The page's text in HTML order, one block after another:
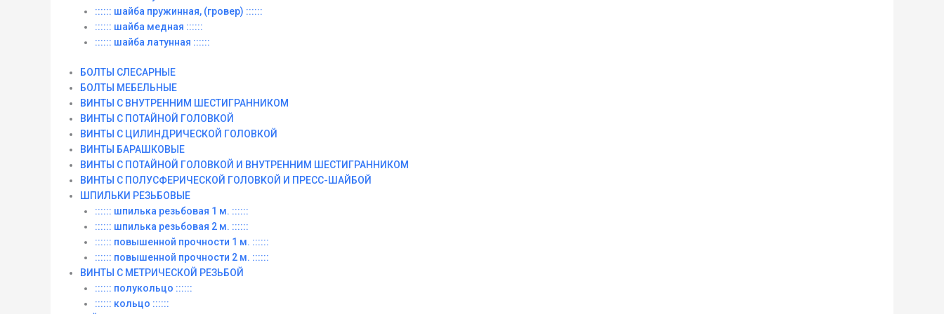
:::::: шайба пружинная, (гровер) ::::::
:::::: шайба медная ::::::
:::::: шайба латунная ::::::
БОЛТЫ СЛЕСАРНЫЕ
БОЛТЫ МЕБЕЛЬНЫЕ
ВИНТЫ С ВНУТРЕННИМ ШЕСТИГРАННИКОМ
ВИНТЫ С ПОТАЙНОЙ ГОЛОВКОЙ
ВИНТЫ С ЦИЛИНДРИЧЕСКОЙ ГОЛОВКОЙ
ВИНТЫ БАРАШКОВЫЕ
ВИНТЫ С ПОТАЙНОЙ ГОЛОВКОЙ И ВНУТРЕННИМ ШЕСТИГРАННИКОМ
ВИНТЫ С ПОЛУСФЕРИЧЕСКОЙ ГОЛОВКОЙ И ПРЕСС-ШАЙБОЙ
ШПИЛЬКИ РЕЗЬБОВЫЕ
:::::: шпилька резьбовая 1 м. ::::::
:::::: шпилька резьбовая 2 м. ::::::
:::::: повышенной прочности 1 м. ::::::
:::::: повышенной прочности 2 м. ::::::
ВИНТЫ C МЕТРИЧЕСКОЙ РЕЗЬБОЙ
:::::: полукольцо ::::::
:::::: кольцо ::::::